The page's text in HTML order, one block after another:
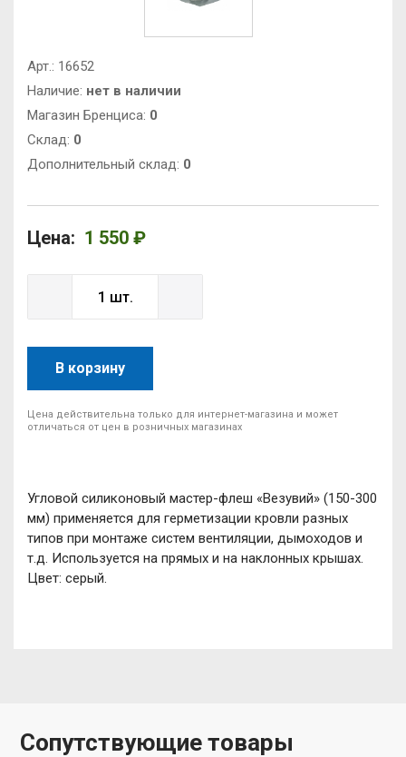
Арт.: 16652
Наличие: нет в наличии
Магазин Бренциса: 0
Cклад: 0
Дополнительный склад: 0
Цена: 1 550 ₽
В корзину
Цена действительна только для интернет-магазина и может
отличаться от цен в розничных магазинах
Угловой силиконовый мастер-флеш «Везувий» (150-300
мм) применяется для герметизации кровли разных
типов при монтаже систем вентиляции, дымоходов и
т.д. Используется на прямых и на наклонных крышах.
Цвет: серый.
Сопутствующие товары